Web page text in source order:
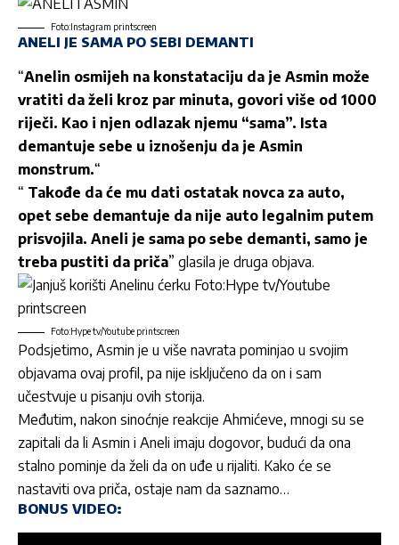
Foto:Instagram printscreen
ANELI JE SAMA PO SEBI DEMANTI
“Anelin osmijeh na konstataciju da je Asmin može
vratiti da želi kroz par minuta, govori više od 1000
riječi. Kao i njen odlazak njemu “sama”. Ista
demantuje sebe u iznošenju da je Asmin
monstrum.“
“ Takođe da će mu dati ostatak novca za auto,
opet sebe demantuje da nije auto legalnim putem
prisvojila. Aneli je sama po sebe demanti, samo je
treba pustiti da priča” glasila je druga objava.
Foto:Hype tv/Youtube printscreen
Podsjetimo, Asmin je u više navrata pominjao u svojim
objavama ovaj profil, pa nije isključeno da on i sam
učestvuje u pisanju ovih storija.
Međutim, nakon sinoćnje reakcije Ahmićeve, mnogi su se
zapitali da li Asmin i Aneli imaju dogovor, budući da ona
stalno pominje da želi da on uđe u rijaliti. Kako će se
nastaviti ova priča, ostaje nam da saznamo…
BONUS VIDEO: